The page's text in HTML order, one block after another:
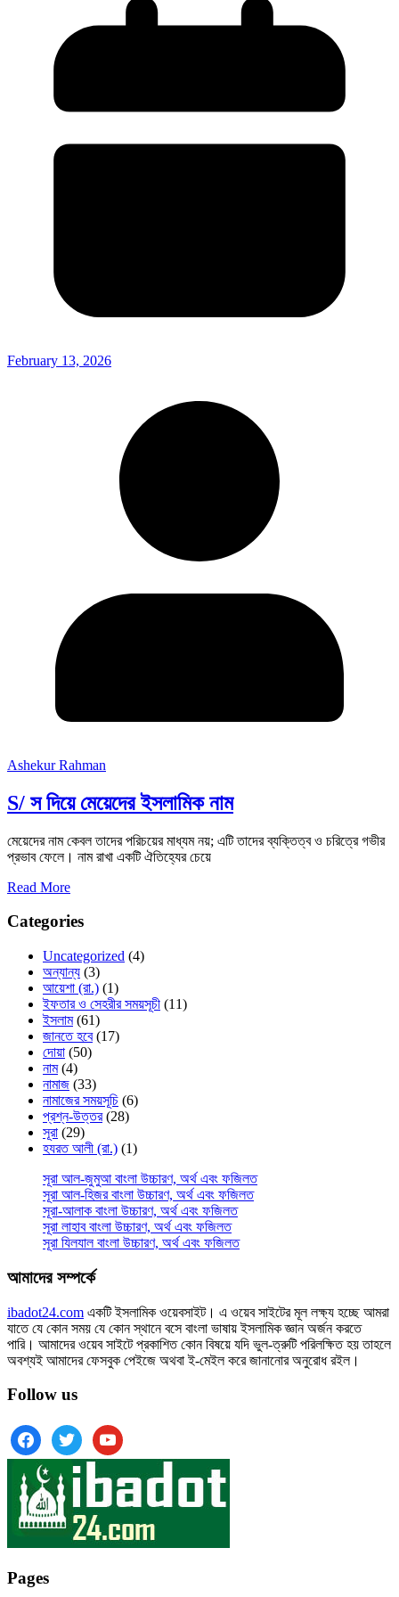
February 13, 2026
Ashekur Rahman
S/ স দিয়ে মেয়েদের ইসলামিক নাম
মেয়েদের নাম কেবল তাদের পরিচয়ের মাধ্যম নয়; এটি তাদের ব্যক্তিত্ব ও চরিত্রে গভীর
প্রভাব ফেলে। নাম রাখা একটি ঐতিহ্যের চেয়ে
Read More
Categories
Uncategorized (4)
অন্যান্য (3)
আয়েশা (রা.) (1)
ইফতার ও সেহরীর সময়সূচী (11)
ইসলাম(61)
জানতে হবে(17)
দোয়া (50)
নাম(4)
নামাজ (33)
নামাজের সময়সূচি (6)
প্রশ্ন-উত্তর(28)
সূরা (29)
হযরত আলী (রা.) (1)
সূরা আল-জুমুআ বাংলা উচ্চারণ, অর্থ এবং ফজিলত
সূরা আল-হিজর বাংলা উচ্চারণ, অর্থ এবং ফজিলত
সূরা-আলাক বাংলা উচ্চারণ, অর্থ এবং ফজিলত
সূরা লাহাব‌‌‌ বাংলা উচ্চারণ, অর্থ এবং ফজিলত
সূরা যিলযাল বাংলা উচ্চারণ, অর্থ এবং ফজিলত
আমাদের সম্পর্কে
ibadot24.com একটি ইসলামিক ওয়েবসাইট। এ ওয়েব সাইটের মূল লক্ষ্য হচ্ছে আমরা
যাতে যে কোন সময় যে কোন স্থানে বসে বাংলা ভাষায় ইসলামিক জ্ঞান অর্জন করতে
পারি। আমাদের ওয়েব সাইটে প্রকাশিত কোন বিষয়ে যদি ভুল-ত্রুটি পরিলক্ষিত হয় তাহলে
অবশ্যই আমাদের ফেসবুক পেইজে অথবা ই-মেইল করে জানানোর অনুরোধ রইল।
Follow us
facebooktwitter youtube
Pages